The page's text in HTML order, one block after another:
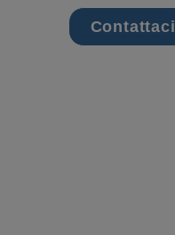
Contattaci